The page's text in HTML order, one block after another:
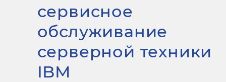
сервисное
обслуживание
серверной техники
IBM